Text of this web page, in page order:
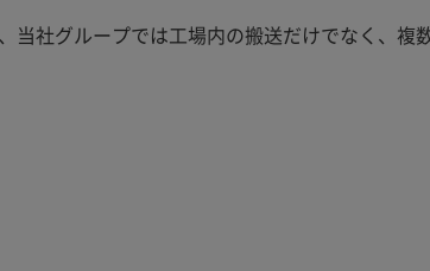
当社グループでは工場内の搬送だけでなく、